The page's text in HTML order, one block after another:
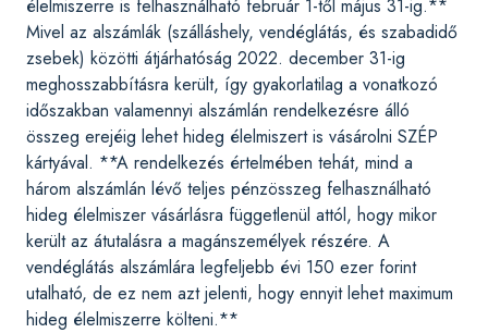
élelmiszerre is felhasználható február 1-től május 31-ig.**
Mivel az alszámlák (szálláshely, vendéglátás, és szabadidő
zsebek) közötti átjárhatóság 2022. december 31-ig
meghosszabbításra került, így gyakorlatilag a vonatkozó
időszakban valamennyi alszámlán rendelkezésre álló
összeg erejéig lehet hideg élelmiszert is vásárolni SZÉP
kártyával. **A rendelkezés értelmében tehát, mind a
három alszámlán lévő teljes pénzösszeg felhasználható
hideg élelmiszer vásárlásra függetlenül attól, hogy mikor
került az átutalásra a magánszemélyek részére. A
vendéglátás alszámlára legfeljebb évi 150 ezer forint
utalható, de ez nem azt jelenti, hogy ennyit lehet maximum
hideg élelmiszerre költeni.**